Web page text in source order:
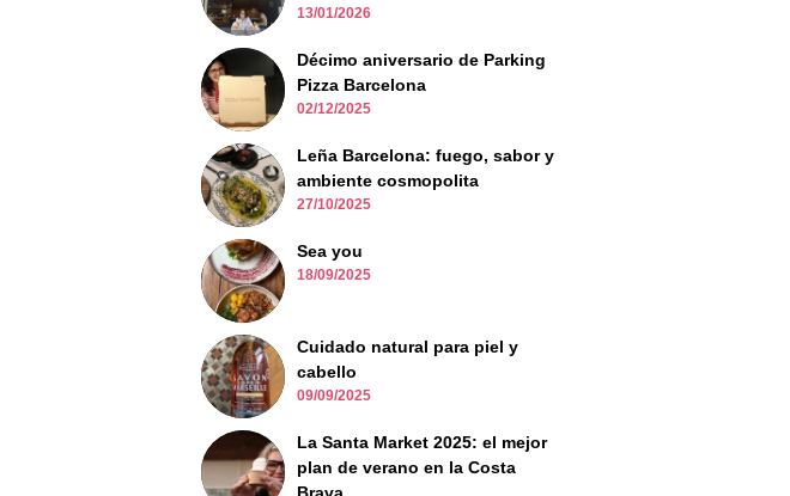
13/01/2026
Décimo aniversario de Parking
Pizza Barcelona
02/12/2025
Leña Barcelona: fuego, sabor y
ambiente cosmopolita
27/10/2025
Sea you
18/09/2025
Cuidado natural para piel y
cabello
09/09/2025
La Santa Market 2025: el mejor
plan de verano en la Costa